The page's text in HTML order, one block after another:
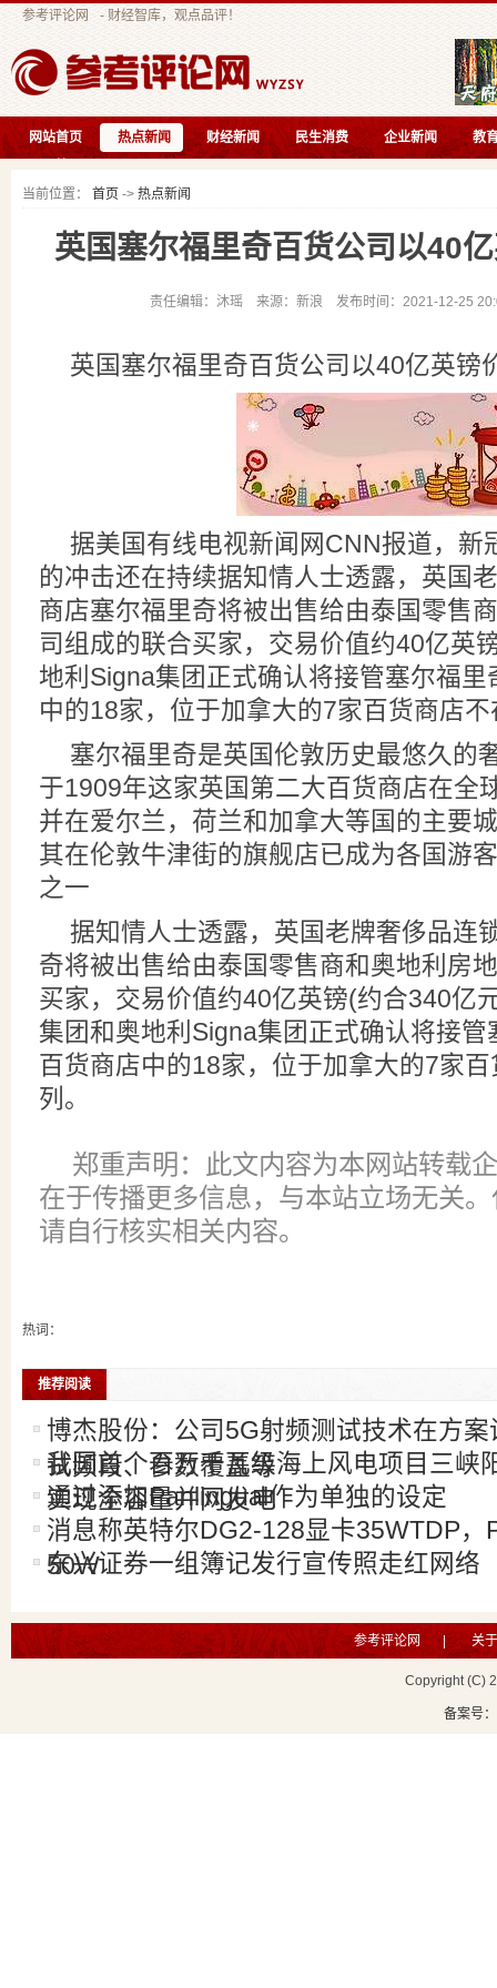
参考评论网 - 财经智库，观点品评！
网站首页 热点新闻 财经新闻 民生消费 企业新闻
教
当前位置：
首页 -> 热点新闻
英国塞尔福里奇百货公司以40
责任编辑：沐瑶 来源：新浪 发布时间：2021-12-25
英国塞尔福里奇百货公司以40亿英镑
据美国有线电视新闻网CNN报道，新
的冲击还在持续据知情人士透露，英国
商店塞尔福里奇将被出售给由泰国零售
司组成的联合买家，交易价值约40亿英
地利Signa集团正式确认将接管塞尔福
中的18家，位于加拿大的7家百货商店
塞尔福里奇是英国伦敦历史最悠久的
于1909年这家英国第二大百货商店在全
并在爱尔兰，荷兰和加拿大等国的主要
其在伦敦牛津街的旗舰店已成为各国游
之一
据知情人士透露，英国老牌奢侈品连
奇将被出售给由泰国零售商和奥地利房
买家，交易价值约40亿英镑(约合340亿
集团和奥地利Signa集团正式确认将接
百货商店中的18家，位于加拿大的7家
列。
郑重声明：此文内容为本网站转载
在于传播更多信息，与本站立场无关
请自行核实相关内容。
热词：
推荐阅读
博杰股份：公司5G射频测试技术在方
试频段、参数覆盖等
我国首个百万千瓦级海上风电项目三峡
实现全容量并网发电
通过添加Panlingual作为单独的设定
消息称英特尔DG2-128显卡35WTDP，
50W
东兴证券一组簿记发行宣传照走红网络
参考评论网 | 关
Copyright (C)
备案号